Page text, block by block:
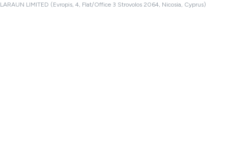
LARAUN LIMITED (Evropis, 4, Flat/Office 3 Strovolos 2064, Nicosia, Cyprus)